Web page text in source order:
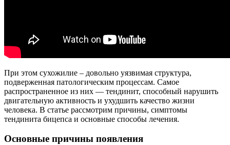
При этом сухожилие – довольно уязвимая структура,
подверженная патологическим процессам. Самое
распространенное из них — тендинит, способный нарушить
двигательную активность и ухудшить качество жизни
человека. В статье рассмотрим причины, симптомы
тендинита бицепса и основные способы лечения.
Основные причины появления